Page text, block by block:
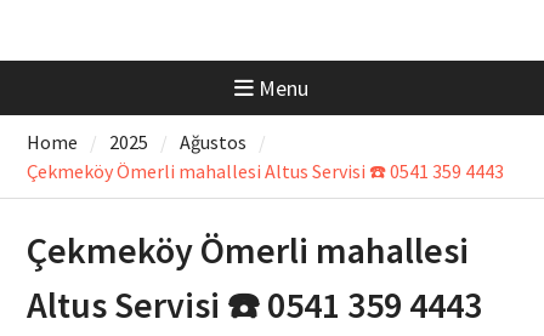
Menu
Home 2025
Ağustos
Çekmeköy Ömerli mahallesi Altus Servisi ☎️ 0541 359 4443
Çekmeköy Ömerli mahallesi
Altus Servisi ☎️ 0541 359 4443